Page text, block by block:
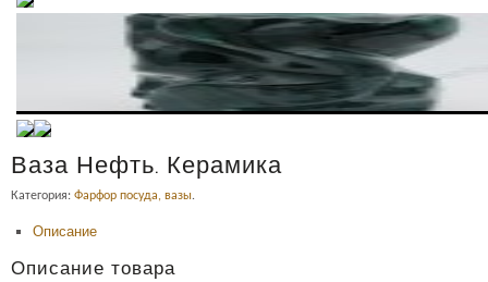
Ваза Нефть. Керамика
Категория: Фарфор посуда, вазы.
Описание
Описание товара